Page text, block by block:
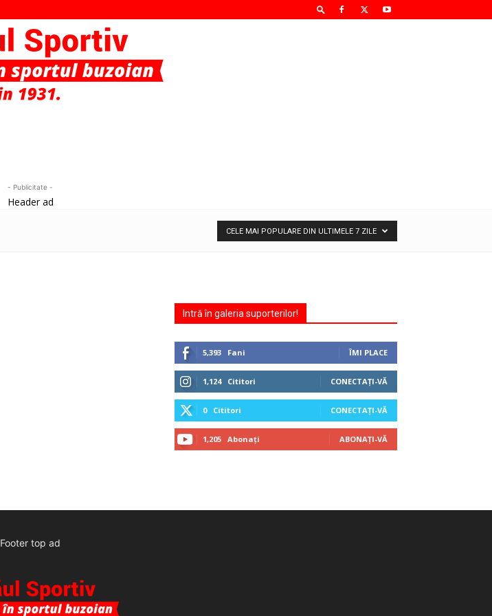
- Publicitate -
Header ad
CELE MAI POPULARE DIN ULTIMELE 7 ZILE
Intră în galeria suporterilor!
5,393 Fani ÎMI PLACE
1,124 Cititori CONECTAȚI-VĂ
0 Cititori CONECTAȚI-VĂ
1,205 Abonați ABONAȚI-VĂ
Footer top ad